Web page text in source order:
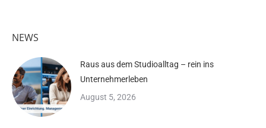
NEWS
Raus aus dem Studioalltag – rein ins
Unternehmerleben
August 5, 2026